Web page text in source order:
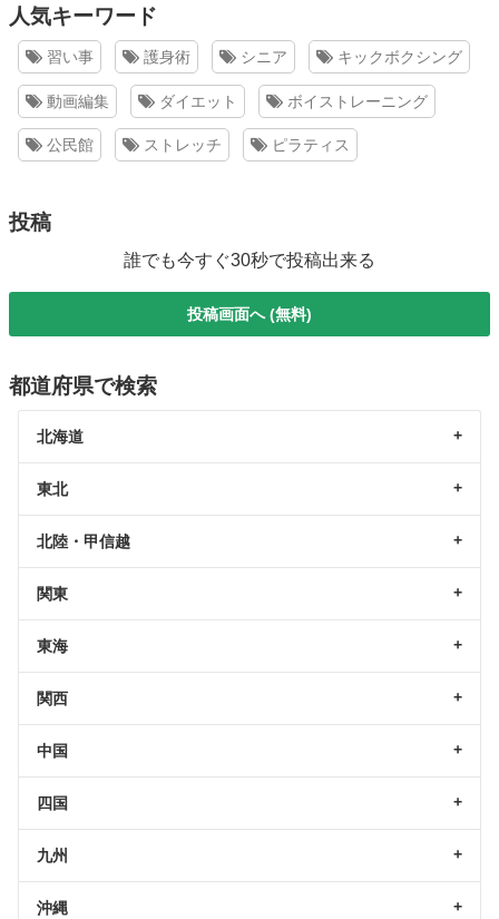
人気キーワード
習い事 護身術 シニア キックボクシング
動画編集 ダイエット ボイストレーニング
公民館 ストレッチ ピラティス
投稿
誰でも今すぐ30秒で投稿出来る
投稿画面へ (無料)
都道府県で検索
北海道
東北
北陸・甲信越
関東
東海
関西
中国
四国
九州
沖縄